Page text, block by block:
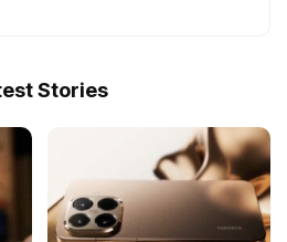
Stories